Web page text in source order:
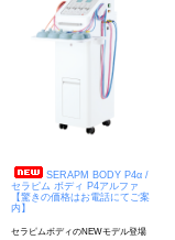
SERAPM BODY P4α /
セラピム ボディ P4アルファ
【驚きの価格はお電話にてご案
内】
セラピムボディのNEWモデル登場